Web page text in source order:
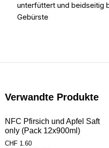
unterfüttert und beidseitig
Gebürste
Verwandte Produkte
NFC Pfirsich und Apfel Saft
only (Pack 12x900ml)
CHF 1.60